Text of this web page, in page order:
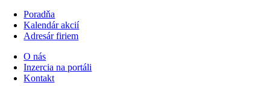
Poradňa
Kalendár akcií
Adresár firiem
O nás
Inzercia na portáli
Kontakt